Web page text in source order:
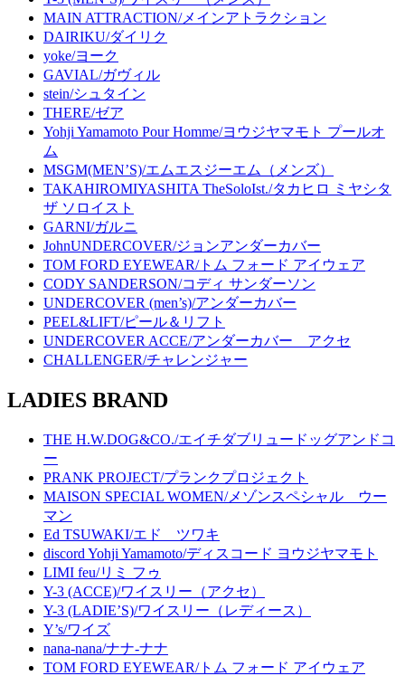
MAIN ATTRACTION/メインアトラクション
DAIRIKU/ダイリク
yoke/ヨーク
GAVIAL/ガヴィル
stein/シュタイン
THERE/ゼア
Yohji Yamamoto Pour Homme/ヨウジヤマモト プールオ
ム
MSGM(MEN’S)/エムエスジーエム（メンズ）
TAKAHIROMIYASHITA TheSoloIst./タカヒロ ミヤシタ
ザ ソロイスト
GARNI/ガルニ
JohnUNDERCOVER/ジョンアンダーカバー
TOM FORD EYEWEAR/トム フォード アイウェア
CODY SANDERSON/コディ サンダーソン
UNDERCOVER (men’s)/アンダーカバー
PEEL&LIFT/ピール＆リフト
UNDERCOVER ACCE/アンダーカバー アクセ
CHALLENGER/チャレンジャー
LADIES BRAND
THE H.W.DOG&CO./エイチダブリュードッグアンドコ
ー
PRANK PROJECT/プランクプロジェクト
MAISON SPECIAL WOMEN/メゾンスペシャル ウー
マン
Ed TSUWAKI/エド ツワキ
discord Yohji Yamamoto/ディスコード ヨウジヤマモト
LIMI feu/リミ フゥ
Y-3 (ACCE)/ワイスリー（アクセ）
Y-3 (LADIE’S)/ワイスリー（レディース）
Y’s/ワイズ
nana-nana/ナナ-ナナ
TOM FORD EYEWEAR/トム フォード アイウェア